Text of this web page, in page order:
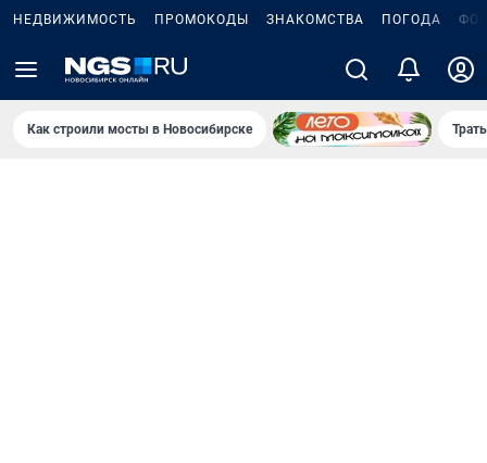
НЕДВИЖИМОСТЬ ПРОМОКОДЫ ЗНАКОМСТВА ПОГОДА
Как строили мосты в Новосибирске